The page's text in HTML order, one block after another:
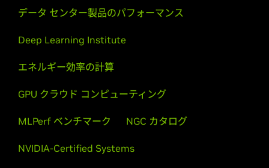
物理 ML、アクセラレーテッド ソルバー、リアルタイム
レンダリングにより、製造設計とシミュレーション向け
のインタラクティブ ワークフローを構築できます。
デモを見る
データ センター製品のパフォーマンス
Deep Learning Institute
エネルギー効率の計算
GPU クラウド コンピューティング
MLPerf ベンチマーク NGC カタログ
NVIDIA-Certified Systems